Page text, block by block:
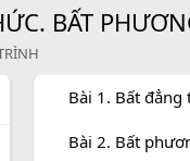
BẤT
Bài 1. Bất đẳng
Bài 2. Bất